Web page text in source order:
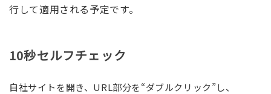
行して適用される予定です。
10秒セルフチェック
自社サイトを開き、URL部分を“ダブルクリック”し、